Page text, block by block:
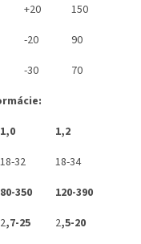
+20
150
-20
90
-30
70
1,0
1,2
18-32
18-34
80-350
120-390
2,7-25 2,5-20